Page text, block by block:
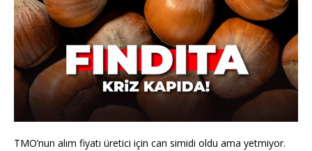
TMO’nun alım fiyatı üretici için can simidi oldu ama yetmiyor.